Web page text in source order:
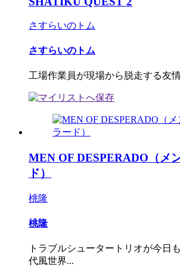
さすらいのトム
さすらいのトム
工場作業員が現場から脱走する友
MEN OF DESPERADO（メ
ド）
桃隆
桃隆
トラブルシュータートリオが今
代風世界...